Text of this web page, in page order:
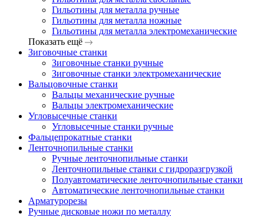
Гильотины для металла ручные
Гильотины для металла ножные
Гильотины для металла электромеханические
Показать ещё
Зиговочные станки
Зиговочные станки ручные
Зиговочные станки электромеханические
Вальцовочные станки
Вальцы механические ручные
Вальцы электромеханические
Угловысечные станки
Угловысечные станки ручные
Фальцепрокатные станки
Ленточнопильные станки
Ручные ленточнопильные станки
Ленточнопильные станки с гидроразгрузкой
Полуавтоматические ленточнопильные станки
Автоматические ленточнопильные станки
Арматурорезы
Ручные дисковые ножи по металлу